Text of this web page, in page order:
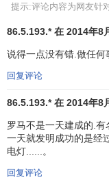
知道的不算，做
真知即所以为行，
可有时就是做不到，
应。
重复暗示的积极作
1.只有重复才能消
提示:评论内容为网友针
86.5.193.* 在 2014年8
说得一点没有错.做任何
回复评论
86.5.193.* 在 2014年8
罗马不是一天建成的.
一天就发明成功的是经
电灯......。
回复评论